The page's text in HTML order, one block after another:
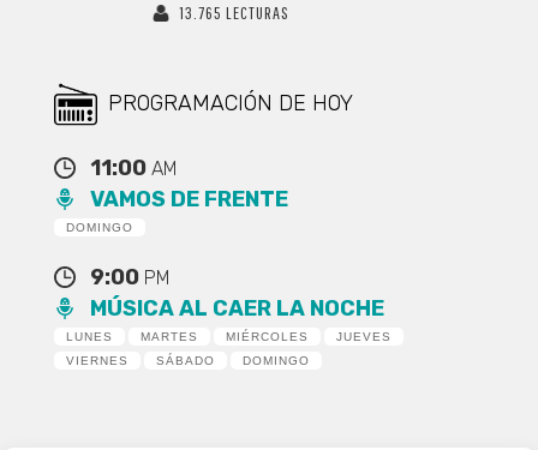
13.765 LECTURAS
PROGRAMACIÓN DE HOY
11:00 AM
VAMOS DE FRENTE
DOMINGO
9:00 PM
MÚSICA AL CAER LA NOCHE
LUNES MARTES MIÉRCOLES
JUEVES
VIERNES
SÁBADO DOMINGO